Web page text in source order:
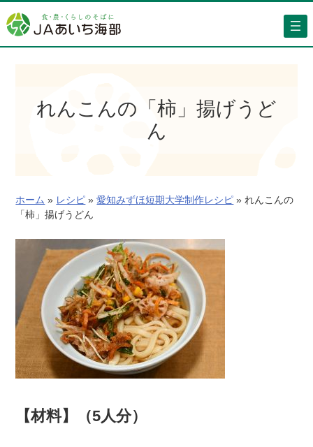
容
を
れんこんの「柿」揚げうど
ん
ホーム » レシピ » 愛知みずほ短期大学制作レシピ » れんこんの
「柿」揚げうどん
【材料】（5人分）